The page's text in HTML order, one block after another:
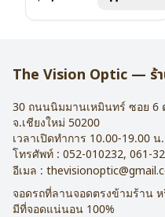
อุปกรณ์ : กล่องแว่น , ผ้าเช็ดแว่น
The Vision Optic — ร้า
30 ถนนนิมมานเหมินทร์ ซอย 6
จ.เชียงใหม่ 50200
เวลาเปิดทำการ 10.00-19.00
โทรศัพท์ : 052-010232, 061-
อีเมล :
จอดรถที่ลานจอดตรงข้ามร้าน
มีที่จอดแน่นอน 100%